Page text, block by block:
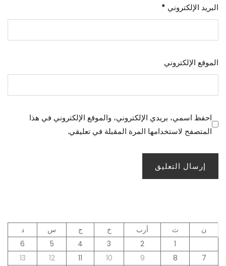
البريد الإلكتروني *
الموقع الإلكتروني
احفظ اسمي، بريدي الإلكتروني، والموقع الإلكتروني في هذا
المتصفح لاستخدامها المرة المقبلة في تعليقي.
ن ث أرب خ ج س
د
1
2
3
4
5
6
7
8
9
10
11
12
13